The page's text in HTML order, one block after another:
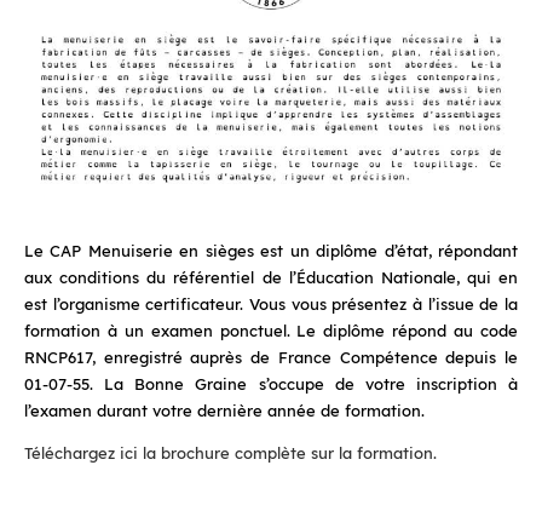
Le CAP Menuiserie en sièges est un diplôme d’état, répondant
aux conditions du référentiel de l’Éducation Nationale, qui en
est l’organisme certificateur. Vous vous présentez à l’issue de la
formation à un examen ponctuel. Le diplôme répond au code
RNCP617, enregistré auprès de France Compétence depuis le
01-07-55. La Bonne Graine s’occupe de votre inscription à
l’examen durant votre dernière année de formation.
Téléchargez ici la brochure complète sur la formation.